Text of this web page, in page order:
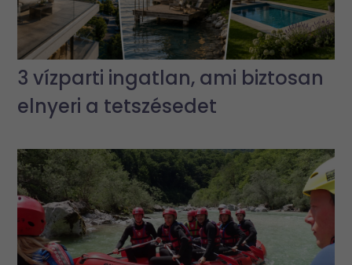
3 vízparti ingatlan, ami biztosan
elnyeri a tetszésedet